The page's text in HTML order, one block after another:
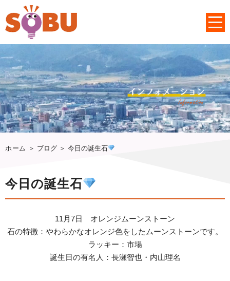
ホーム ＞ ブログ ＞ 今日の誕生石
今日の誕生石
11月7日 オレンジムーンストーン
石の特徴：やわらかなオレンジ色をしたムーンストーンです。
ラッキー：市場
誕生日の有名人：長瀬智也・内山理名